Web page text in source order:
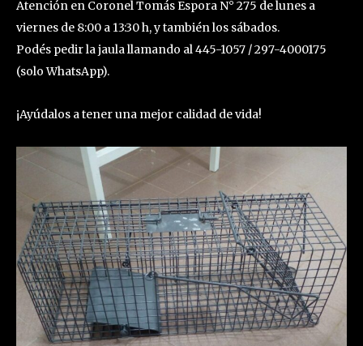
Atención en Coronel Tomás Espora N° 275 de lunes a
viernes de 8:00 a 13:30 h, y también los sábados.
Podés pedir la jaula llamando al 445-1057 / 297-4000175
(solo WhatsApp).
¡Ayúdalos a tener una mejor calidad de vida!